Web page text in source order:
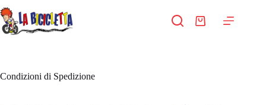
al
contenuto
Carrello
Condizioni di Spedizione